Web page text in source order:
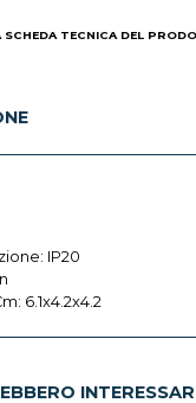
SCHEDA TECNICA DEL
IP20
6.1x4.2x4.2